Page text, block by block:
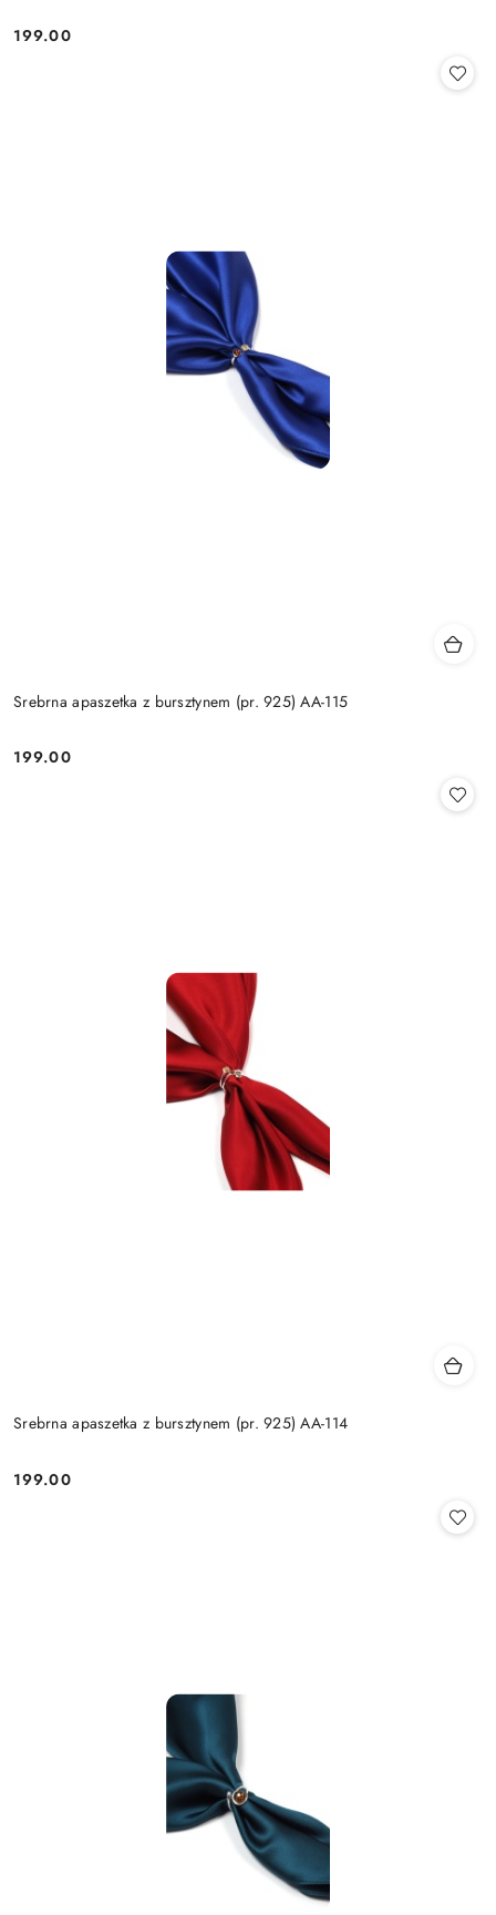
Cena:
199.00
Srebrna apaszetka z bursztynem (pr. 925) AA-115
Cena:
199.00
Srebrna apaszetka z bursztynem (pr. 925) AA-114
Cena:
199.00